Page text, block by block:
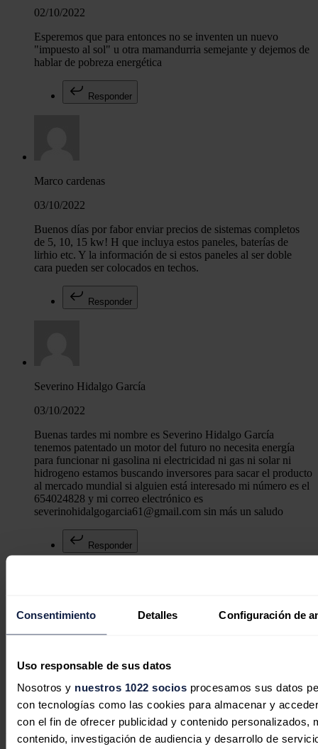
Consentimiento Detalles Configuración de
Uso responsable de sus datos
Nosotros y nuestros 1022 sociosprocesamos sus datos
con tecnologías como las cookies para almacenar y
con el fin de ofrecer publicidad y contenido personalizados,
contenido, investigación de audiencia y desarrollo de
02/10/2022
Esperemos que para entonces no se inventen un nuevo
"impuesto al sol" u otra mamandurria semejante y dejemos de
hablar de pobreza energética
Responder
Marco cardenas
03/10/2022
Buenos días por fabor enviar precios de sistemas completos
de 5, 10, 15 kw! H que incluya estos paneles, baterías de
lirhio etc. Y la información de si estos paneles al ser doble
cara pueden ser colocados en techos.
Responder
Severino Hidalgo García
03/10/2022
Buenas tardes mi nombre es Severino Hidalgo García
tenemos patentado un motor del futuro no necesita energía
para funcionar ni gasolina ni electricidad ni gas ni solar ni
hidrogeno estamos buscando inversores para sacar el producto
al mercado mundial si alguien está interesado mi número es el
654024828 y mi correo electrónico es
severinohidalgogarcia61@gmail.com sin más un saludo
Responder
Deja tu comentario